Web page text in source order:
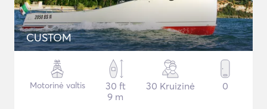
CUSTOM
Motorinė valtis
30 ft
9 m
30 Kruizinė 0